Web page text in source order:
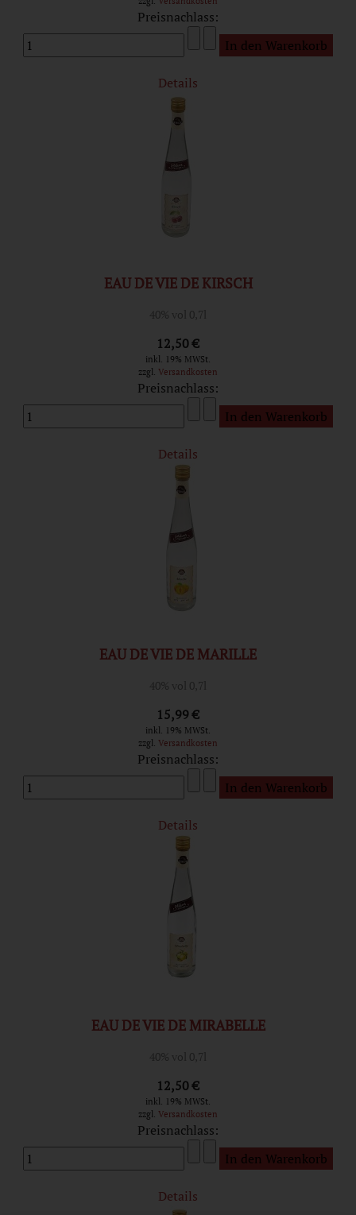
Preisnachlass:
Details
EAU DE VIE DE KIRSCH
40% vol 0,7l
12,50 €
inkl. 19% MWSt.
zzgl. Versandkosten
Preisnachlass:
Details
EAU DE VIE DE MARILLE
40% vol 0,7l
15,99 €
inkl. 19% MWSt.
zzgl. Versandkosten
Preisnachlass:
Details
EAU DE VIE DE MIRABELLE
40% vol 0,7l
12,50 €
inkl. 19% MWSt.
zzgl. Versandkosten
Preisnachlass:
Details